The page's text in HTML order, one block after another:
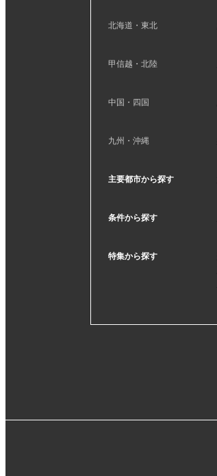
北海道・東北
甲信越・北陸
中国・四国
九州・沖縄
主要都市から探す
条件から探す
特集から探す